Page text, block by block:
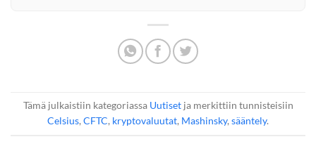
Tämä julkaistiin kategoriassa Uutisetja merkittiin tunnisteisiin
Celsius, CFTC, kryptovaluutat, Mashinsky, sääntely.